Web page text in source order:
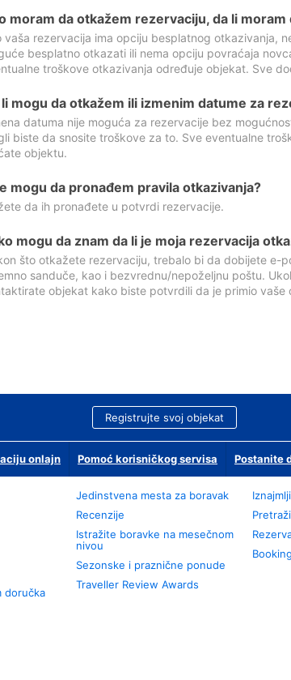
moram da otkažem rezervaciju, da li moram
vaša rezervacija ima opciju besplatnog otkazivanja,
besplatno otkazati ili nema opciju povraćaja
troškove otkazivanja određuje objekat. Sve
li mogu da otkažem ili izmenim datume za
datuma nije moguća za rezervacije bez
biste da snosite troškove za to. Sve eventualne
objektu.
mogu da pronađem pravila otkazivanja?
da ih pronađete u potvrdi rezervacije.
mogu da znam da li je moja rezervacija
što otkažete rezervaciju, trebalo bi da dobijete e-
sanduče, kao i bezvrednu/nepoželjnu poštu.
objekat kako biste potvrdili da je primio vaše
Registrujte svoj objekat
onlajn Pomoć korisničkog servisa Postanite
doručka
Jedinstvena mesta za boravak
Recenzije
Istražite boravke na mesečnom
nivou
Sezonske i praznične ponude
Traveller Review Awards